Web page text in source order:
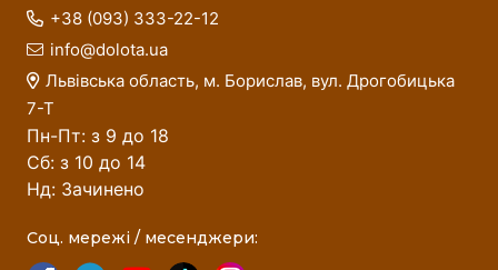
+38 (093) 333-22-12
info@dolota.ua
Львівська область, м. Борислав, вул. Дрогобицька
7-Т
Пн-Пт: з 9 до 18
Сб: з 10 до 14
Нд: Зачинено
Соц. мережі / месенджери: